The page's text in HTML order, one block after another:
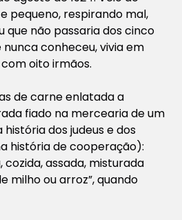
pequeno, respirando mal,
que não passaria dos cinco
nunca conheceu, vivia em
oito irmãos.
de carne enlatada a
fiado na mercearia de um
dos judeus e dos
história de cooperação):
assada, misturada
milho ou arroz”, quando